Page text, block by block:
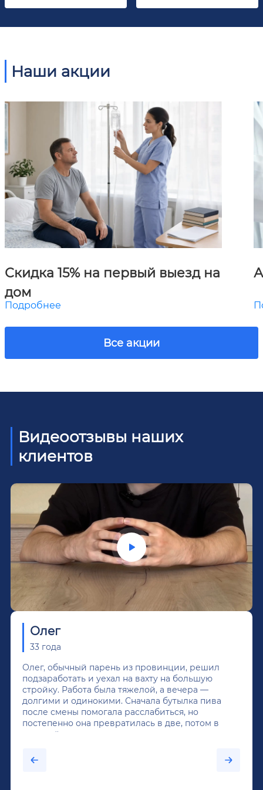
Наши акции
Скидка 15% на первый выезд на
дом
Подробнее
Все акции
Видеоотзывы наших
клиентов
Олег
33 года
Олег, обычный парень из провинции, решил
подзаработать и уехал на вахту на большую
стройку. Работа была тяжелой, а вечера —
долгими и одинокими. Сначала бутылка пива
после смены помогала расслабиться, но
постепенно она превратилась в две, потом в
крепкий алкоголь, и вот он уже пил почти
было назначено кодирование по методу
Довженко.